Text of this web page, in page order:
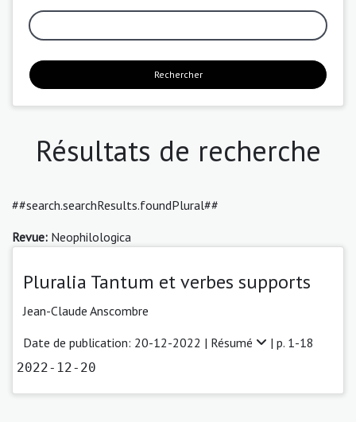
Rechercher
Résultats de recherche
##search.searchResults.foundPlural##
Revue: Neophilologica
Pluralia Tantum et verbes supports
Jean-Claude Anscombre
Date de publication: 20-12-2022 | Résumé | p. 1-18
2022-12-20